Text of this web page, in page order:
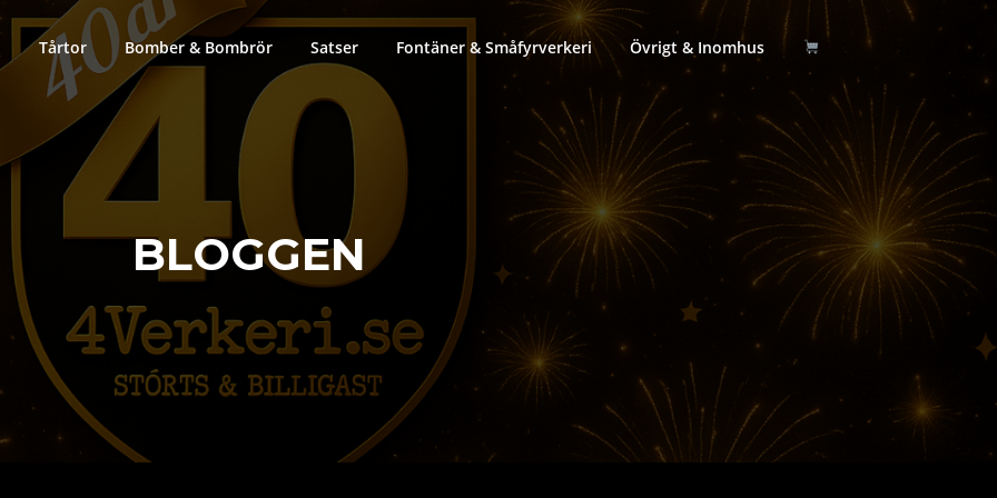
Tårtor Bomber & Bombrör Satser Fontäner & Småfyrverkeri Övrigt & Inomhus
BLOGGEN